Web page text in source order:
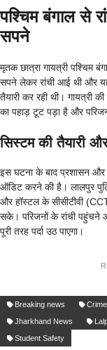
पश्चिम बंगाल से
सपने
मृतक छात्रा गायत्री पश्चिम
सपने लेकर रांची आई थी और
तैयारी कर रही थी। गायत्री
का पहाड़ टूट पड़ा है और
सिस्टम की तैयारी
इस घटना के बाद प्रशासन और
ऑडिट करने की है। लालपुर
और हॉस्टल के सीसीटीवी
सके। परिजनों के रांची पहुंचने
पूरी तरह पर्दा उठ पाएगा।
Breaking news
Jharkhand News
Student Safety